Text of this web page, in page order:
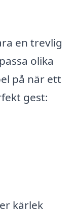
en trevlig
olika
på när ett
gest:
kärlek